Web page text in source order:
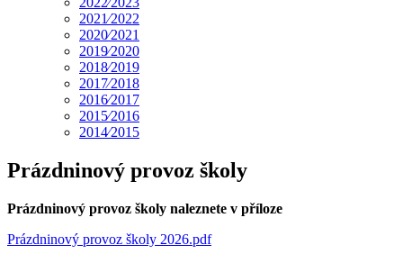
2021⁄2022
2020⁄2021
2019⁄2020
2018⁄2019
2017⁄2018
2016⁄2017
2015⁄2016
2014⁄2015
Prázdninový provoz školy
Prázdninový provoz školy naleznete v příloze
Prázdninový provoz školy 2026.pdf